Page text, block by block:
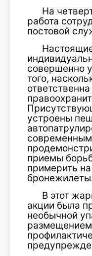
На
работа
постовой
совершенно
того,
устроены
приемы
примерить
В этот
акции была
необычной
размещением